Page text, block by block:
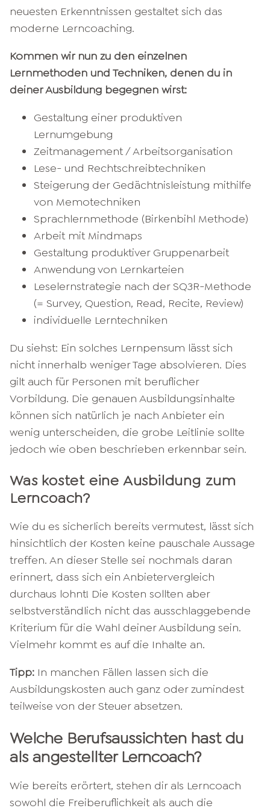
neuesten Erkenntnissen gestaltet sich das
moderne Lerncoaching.
Kommen wir nun zu den einzelnen
Lernmethoden und Techniken, denen du in
deiner Ausbildung begegnen wirst:
Gestaltung einer produktiven
Lernumgebung
Zeitmanagement / Arbeitsorganisation
Lese- und Rechtschreibtechniken
Steigerung der Gedächtnisleistung mithilfe
von Memotechniken
Sprachlernmethode (Birkenbihl Methode)
Arbeit mit Mindmaps
Gestaltung produktiver Gruppenarbeit
Anwendung von Lernkarteien
Leselernstrategie nach der SQ3R-Methode
(= Survey, Question, Read, Recite, Review)
individuelle Lerntechniken
Du siehst: Ein solches Lernpensum lässt sich
nicht innerhalb weniger Tage absolvieren. Dies
gilt auch für Personen mit beruflicher
Vorbildung. Die genauen Ausbildungsinhalte
können sich natürlich je nach Anbieter ein
wenig unterscheiden, die grobe Leitlinie sollte
jedoch wie oben beschrieben erkennbar sein.
Was kostet eine Ausbildung zum
Lerncoach?
Wie du es sicherlich bereits vermutest, lässt sich
hinsichtlich der Kosten keine pauschale Aussage
treffen. An dieser Stelle sei nochmals daran
erinnert, dass sich ein Anbietervergleich
durchaus lohnt! Die Kosten sollten aber
selbstverständlich nicht das ausschlaggebende
Kriterium für die Wahl deiner Ausbildung sein.
Vielmehr kommt es auf die Inhalte an.
Tipp: In manchen Fällen lassen sich die
Ausbildungskosten auch ganz oder zumindest
teilweise von der Steuer absetzen.
Welche Berufsaussichten hast du
als angestellter Lerncoach?
Wie bereits erörtert, stehen dir als Lerncoach
sowohl die Freiberuflichkeit als auch die